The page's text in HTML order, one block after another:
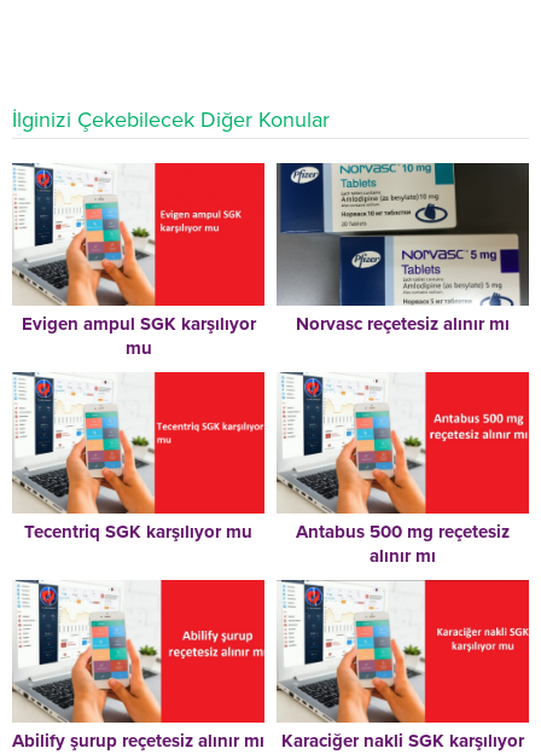
İlginizi Çekebilecek Diğer Konular
Evigen ampul SGK karşılıyor
mu
Norvasc reçetesiz alınır mı
Tecentriq SGK karşılıyor mu
Antabus 500 mg reçetesiz
alınır mı
Abilify şurup reçetesiz alınır mı
Karaciğer nakli SGK karşılıyor